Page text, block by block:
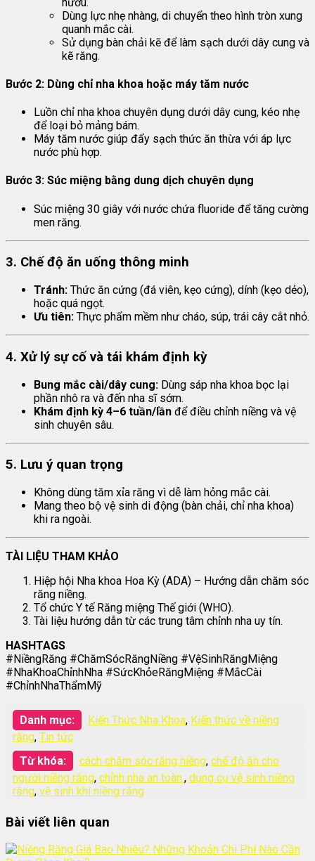
Dùng lực nhẹ nhàng, di chuyển theo hình tròn xung
quanh mắc cài.
Sử dụng bàn chải kẽ để làm sạch dưới dây cung và
kẽ răng.
Bước 2: Dùng chỉ nha khoa hoặc máy tăm nước
Luồn chỉ nha khoa chuyên dụng dưới dây cung, kéo nhẹ
để loại bỏ mảng bám.
Máy tăm nước giúp đẩy sạch thức ăn thừa với áp lực
nước phù hợp.
Bước 3: Súc miệng bằng dung dịch chuyên dụng
Súc miệng 30 giây với nước chứa fluoride để tăng cường
men răng.
3. Chế độ ăn uống thông minh
Tránh: Thức ăn cứng (đá viên, kẹo cứng), dính (kẹo dẻo),
hoặc quá ngọt.
Ưu tiên: Thực phẩm mềm như cháo, súp, trái cây cắt nhỏ.
4. Xử lý sự cố và tái khám định kỳ
Bung mắc cài/dây cung: Dùng sáp nha khoa bọc lại
phần nhô ra và đến nha sĩ sớm.
Khám định kỳ 4–6 tuần/lần để điều chỉnh niềng và vệ
sinh chuyên sâu.
5. Lưu ý quan trọng
Không dùng tăm xỉa răng vì dễ làm hỏng mắc cài.
Mang theo bộ vệ sinh di động (bàn chải, chỉ nha khoa)
khi ra ngoài.
TÀI LIỆU THAM KHẢO
Hiệp hội Nha khoa Hoa Kỳ (ADA) – Hướng dẫn chăm sóc
răng niềng.
Tổ chức Y tế Răng miệng Thế giới (WHO).
Tài liệu hướng dẫn từ các trung tâm chỉnh nha uy tín.
HASHTAGS
#NiềngRăng #ChămSócRăngNiềng #VệSinhRăngMiệng
#NhaKhoaChỉnhNha #SứcKhỏeRăngMiệng #MắcCài
#ChỉnhNhaThẩmMỹ
Danh mục: Kiến Thức Nha Khoa, Kiến thức về niềng
răng, Tin tức
Từ khóa:
cách chăm sóc răng niềng, chế độ ăn cho
người niềng răng, chỉnh nha an toàn., dụng cụ vệ sinh niềng
răng, vệ sinh khi niềng răng
Bài viết liên quan